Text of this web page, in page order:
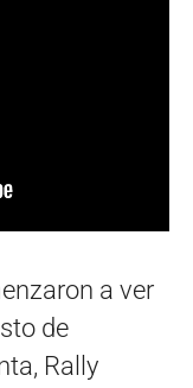
a ver
de
Rally